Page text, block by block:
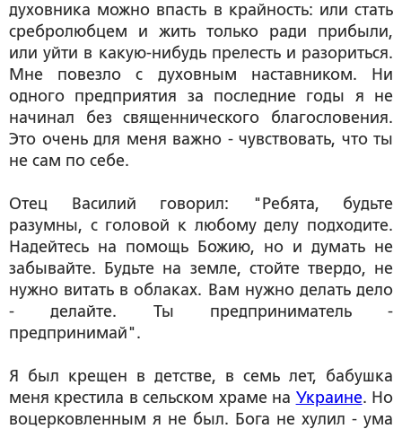
духовника можно впасть в крайность: или стать
сребролюбцем и жить только ради прибыли,
или уйти в какую-нибудь прелесть и разориться.
Мне повезло с духовным наставником. Ни
одного предприятия за последние годы я не
начинал без священнического благословения.
Это очень для меня важно - чувствовать, что ты
не сам по себе.
Отец Василий говорил: "Ребята, будьте
разумны, с головой к любому делу подходите.
Надейтесь на помощь Божию, но и думать не
забывайте. Будьте на земле, стойте твердо, не
нужно витать в облаках. Вам нужно делать дело
- делайте. Ты предприниматель -
предпринимай".
Я был крещен в детстве, в семь лет, бабушка
меня крестила в сельском храме на Украине. Но
воцерковленным я не был. Бога не хулил - ума